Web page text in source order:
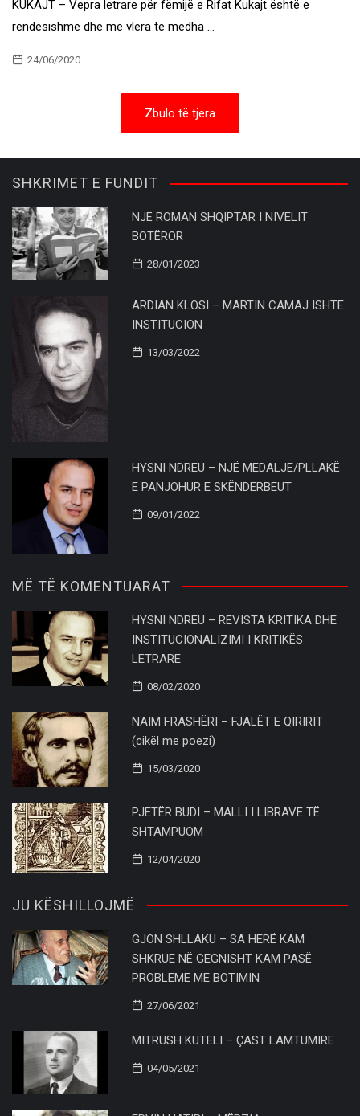
KUKAJT – Vepra letrare për fëmijë e Rifat Kukajt është e
rëndësishme dhe me vlera të mëdha …
24/06/2020
Zbulo të tjera
SHKRIMET E FUNDIT
NJË ROMAN SHQIPTAR I NIVELIT
BOTËROR
28/01/2023
ARDIAN KLOSI – MARTIN CAMAJ ISHTE
INSTITUCION
13/03/2022
HYSNI NDREU – NJË MEDALJE/PLLAKË
E PANJOHUR E SKËNDERBEUT
09/01/2022
MË TË KOMENTUARAT
HYSNI NDREU – REVISTA KRITIKA DHE
INSTITUCIONALIZIMI I KRITIKËS
LETRARE
08/02/2020
NAIM FRASHËRI – FJALËT E QIRIRIT
(cikël me poezi)
15/03/2020
PJETËR BUDI – MALLI I LIBRAVE TË
SHTAMPUOM
12/04/2020
JU KËSHILLOJMË
GJON SHLLAKU – SA HERË KAM
SHKRUE NË GEGNISHT KAM PASË
PROBLEME ME BOTIMIN
27/06/2021
MITRUSH KUTELI – ÇAST LAMTUMIRE
04/05/2021